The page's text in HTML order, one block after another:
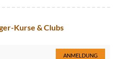
Kurse & Clubs
ANMELDUNG